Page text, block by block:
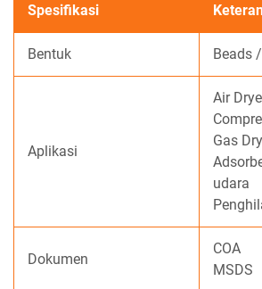
Spesifikasi
Bentuk Beads
Aplikasi
Air
Gas
udara
Dokumen
COA
MSDS